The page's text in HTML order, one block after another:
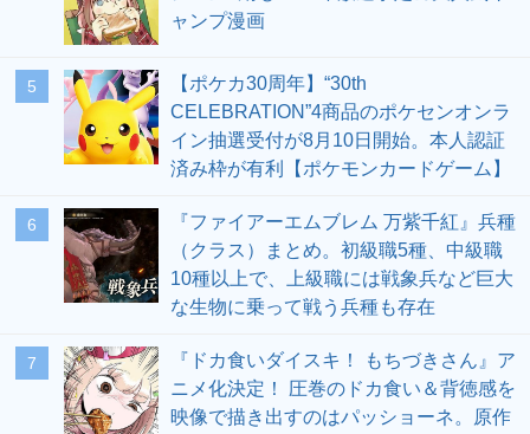
ャンプ漫画
5
【ポケカ30周年】“30th
CELEBRATION”4商品のポケセンオンラ
イン抽選受付が8月10日開始。本人認証
済み枠が有利【ポケモンカードゲーム】
6
『ファイアーエムブレム 万紫千紅』兵種
（クラス）まとめ。初級職5種、中級職
10種以上で、上級職には戦象兵など巨大
な生物に乗って戦う兵種も存在
7
『ドカ食いダイスキ！ もちづきさん』ア
ニメ化決定！ 圧巻のドカ食い＆背徳感を
映像で描き出すのはパッショーネ。原作